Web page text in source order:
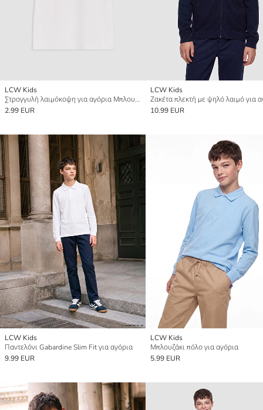
LCW Kids
Στρογγυλή λαιμόκοψη για αγόρια Μπλουζάκι
2.99 EUR
LCW Kids
Ζακέτα πλεκτή με ψηλό λαιμό για
10.99 EUR
LCW Kids
Παντελόνι Gabardine Slim Fit για αγόρια
9.99 EUR
LCW Kids
Μπλουζάκι πόλο για αγόρια
5.99 EUR